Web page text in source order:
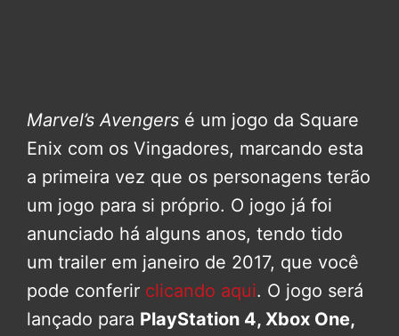
Marvel’s Avengers é um jogo da Square
Enix com os Vingadores, marcando esta
a primeira vez que os personagens terão
um jogo para si próprio. O jogo já foi
anunciado há alguns anos, tendo tido
um trailer em janeiro de 2017, que você
pode conferir clicando aqui. O jogo será
lançado para PlayStation 4, Xbox One,